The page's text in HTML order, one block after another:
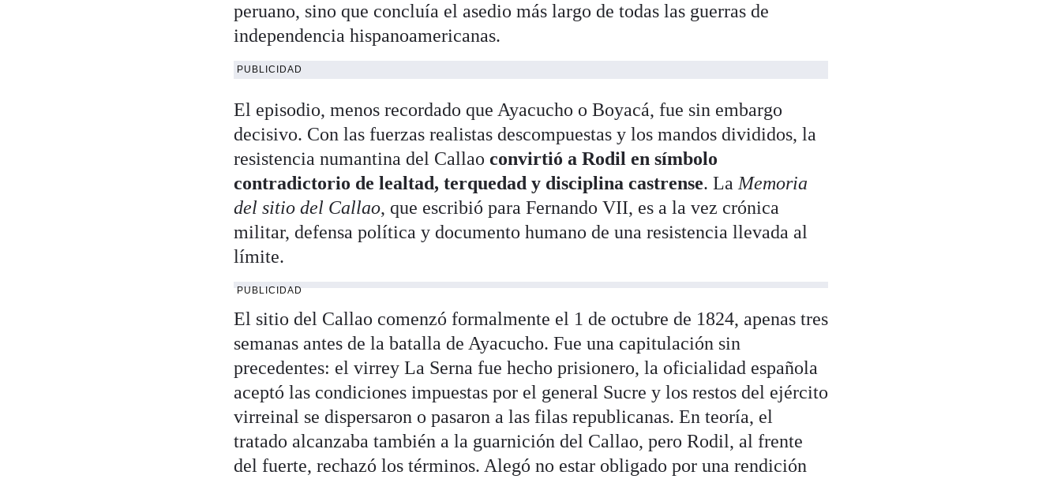
peruano, sino que concluía el asedio más largo de todas las guerras de
independencia hispanoamericanas.
PUBLICIDAD
El episodio, menos recordado que Ayacucho o Boyacá, fue sin embargo
decisivo. Con las fuerzas realistas descompuestas y los mandos divididos, la
resistencia numantina del Callao convirtió a Rodil en símbolo
contradictorio de lealtad, terquedad y disciplina castrense. La Memoria
del sitio del Callao, que escribió para Fernando VII, es a la vez crónica
militar, defensa política y documento humano de una resistencia llevada al
límite.
PUBLICIDAD
El sitio del Callao comenzó formalmente el 1 de octubre de 1824, apenas tres
semanas antes de la batalla de Ayacucho. Fue una capitulación sin
precedentes: el virrey La Serna fue hecho prisionero, la oficialidad española
aceptó las condiciones impuestas por el general Sucre y los restos del ejército
virreinal se dispersaron o pasaron a las filas republicanas. En teoría, el
tratado alcanzaba también a la guarnición del Callao, pero Rodil, al frente
del fuerte, rechazó los términos. Alegó no estar obligado por una rendición